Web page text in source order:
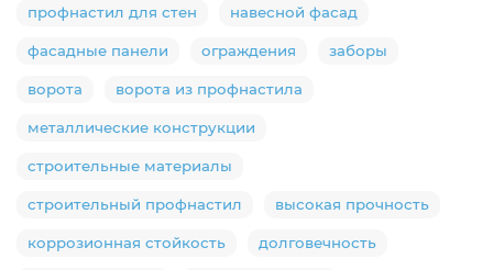
профнастил для стен навесной фасад
фасадные панели ограждения заборы
ворота ворота из профнастила
металлические конструкции
строительные материалы
строительный профнастил высокая прочность
коррозионная стойкость долговечность